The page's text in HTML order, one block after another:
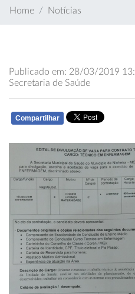
Home Notícias
Publicado em: 28/03/2019
Secretaria de Saúde
Compartilhar